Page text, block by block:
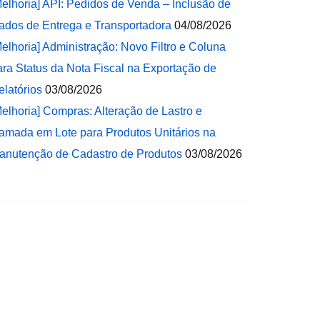
API: Pedidos de Venda – Inclusão de
de Entrega e Transportadora 04/08/2026
Administração: Novo Filtro e Coluna
Status da Nota Fiscal na Exportação de
03/08/2026
Compras: Alteração de Lastro e
em Lote para Produtos Unitários na
de Cadastro de Produtos 03/08/2026